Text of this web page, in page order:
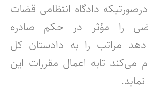
۲- درصورتیکه دادگاه انتظامی قضات
را مؤثر در حکم صادره
مراتب را به دادستان کل
می‌کند تا‌به اعمال مقررات این